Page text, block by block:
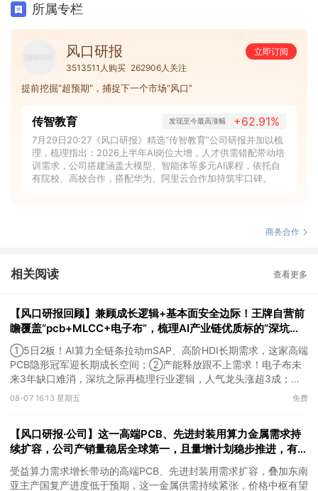
所属专栏
风口研报
立即订阅
3513511人购买 262906人关注
提前挖掘“超预期”，捕捉下一个市场“风口”
传智教育 发现至今最高涨幅 +62.91%
7月29日20:27《风口研报》精选“传智教育”公司研报并加以梳
理，梳理指出：2026上半年AI岗位大增，人才供需错配带动培
训需求，公司搭建涵盖大模型、智能体等多元AI课程，依托自
有院校、高校合作，搭配华为、阿里云合作加持筑牢口碑。
商务合作
相关阅读 查看更多
【风口研报回顾】兼顾成长逻辑+基本面安全边际！王牌自营前
瞻覆盖“pcb+MLCC+电子布”，梳理AI产业链优质标的“深坑起
跳”
①5日2板！AI算力全链条拉动mSAP、高阶HDI长期需求，这家高端
PCB隐形冠军迎长期成长空间；②产能释放跟不上需求！电子布未
来3年缺口难消，深坑之际再梳理行业逻辑，人气龙头涨超3成；
③AI服务器、机器人带动MLCC景气周期持续！这家公司扩产、涨
08-07 16:13 星期五 免费
【风口研报·公司】这一高端PCB、先进封装用算力金属需求持
续扩容，公司产销量稳居全球第一，且量增计划稳步推进，有望
充分受益价格上行
受益算力需求增长带动的高端PCB、先进封装用需求扩容，叠加东南
亚主产国复产进度低于预期，这一金属供需持续紧张，价格中枢有望